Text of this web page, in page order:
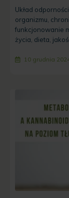
Układ
organizmu,
funkcjonowanie
życia, dieta,
10 grudnia